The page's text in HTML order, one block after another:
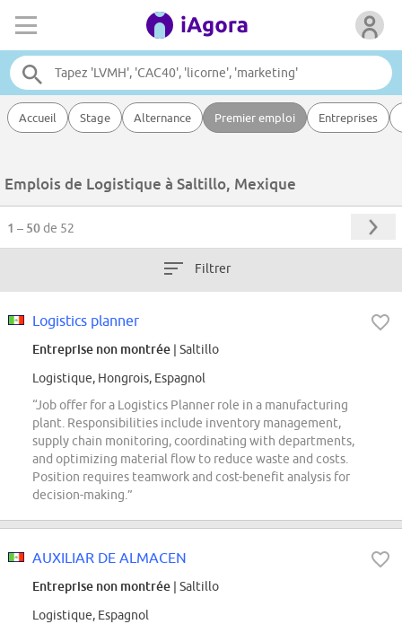
Accueil Stage Alternance Premier emploi Entreprises
Emplois de Logistique à Saltillo, Mexique
1 – 50de 52
Filtrer
Logistics planner
Entreprise non montrée | Saltillo
Logistique, Hongrois, Espagnol
“Job offer for a Logistics Planner role in a manufacturing
plant. Responsibilities include inventory management,
supply chain monitoring, coordinating with departments,
and optimizing material flow to reduce waste and costs.
Position requires teamwork and cost-benefit analysis for
decision-making.”
AUXILIAR DE ALMACEN
Entreprise non montrée | Saltillo
Logistique, Espagnol